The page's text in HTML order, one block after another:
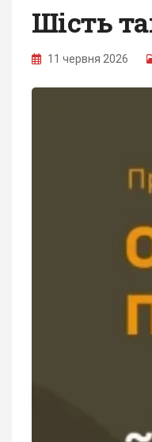
Шість
11 червня 2026